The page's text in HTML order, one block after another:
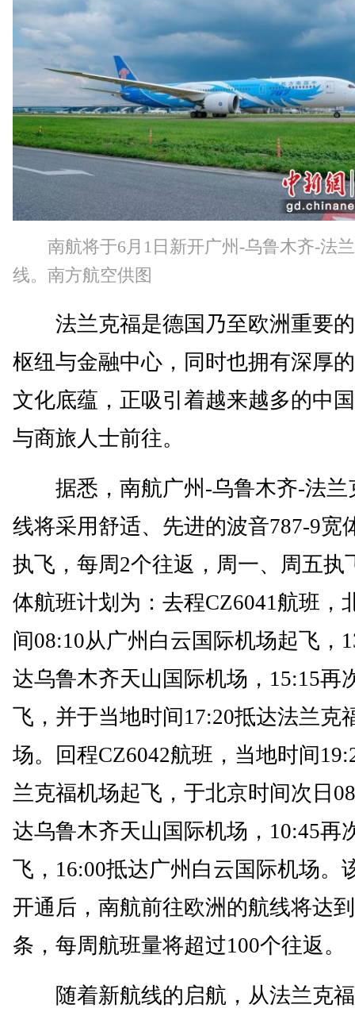
南航将于6月1日新开广州-乌鲁木齐-法
线。南方航空供图
法兰克福是德国乃至欧洲重要
枢纽与金融中心，同时也拥有深厚
文化底蕴，正吸引着越来越多的中
与商旅人士前往。
据悉，南航广州-乌鲁木齐-法兰
线将采用舒适、先进的波音787-9宽
执飞，每周2个往返，周一、周五执
体航班计划为：去程CZ6041航班，
间08:10从广州白云国际机场起飞，
达乌鲁木齐天山国际机场，15:15再
飞，并于当地时间17:20抵达法兰克
场。回程CZ6042航班，当地时间
兰克福机场起飞，于北京时间次日
达乌鲁木齐天山国际机场，10:45再
飞，16:00抵达广州白云国际机场。
开通后，南航前往欧洲的航线将达
条，每周航班量将超过100个往返。
随着新航线的启航，从法兰克